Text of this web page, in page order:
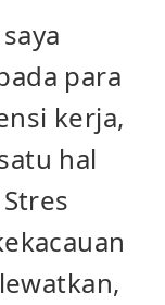
para
kerja,
hal